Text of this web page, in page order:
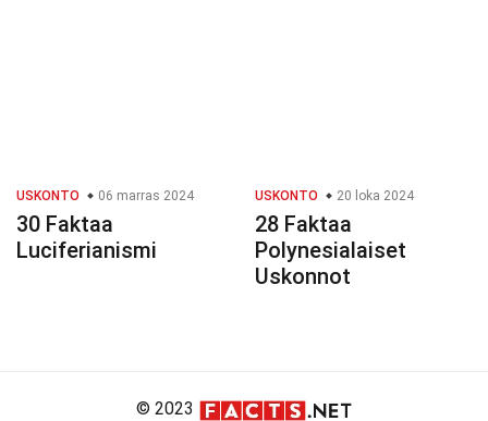
USKONTO 06 marras 2024
30 Faktaa
Luciferianismi
USKONTO 20 loka 2024
28 Faktaa
Polynesialaiset
Uskonnot
© 2023